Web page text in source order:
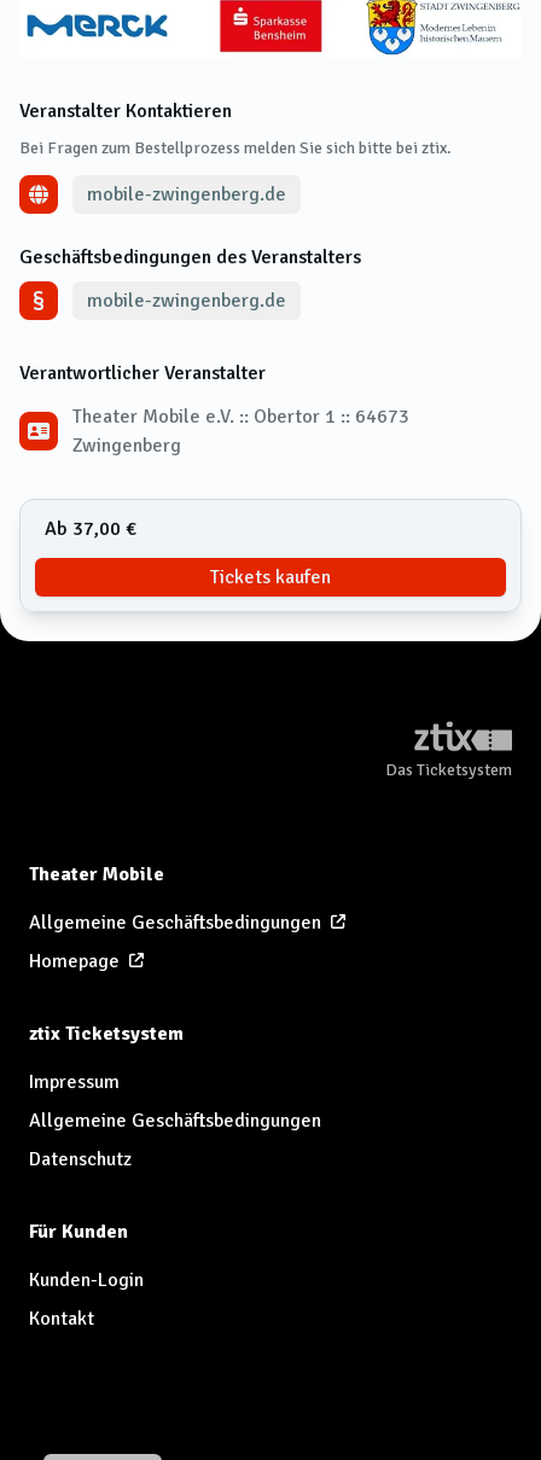
Veranstalter Kontaktieren
Bei Fragen zum Bestellprozess melden Sie sich bitte bei ztix.
mobile-zwingenberg.de
Geschäftsbedingungen des Veranstalters
mobile-zwingenberg.de
Verantwortlicher Veranstalter
Theater Mobile e.V. :: Obertor 1 :: 64673
Zwingenberg
Ab 37,00 €
Tickets kaufen
Das Ticketsystem
Theater Mobile
Allgemeine Geschäftsbedingungen
Homepage
ztix Ticketsystem
Impressum
Allgemeine Geschäftsbedingungen
Datenschutz
Für Kunden
Kunden-Login
Kontakt